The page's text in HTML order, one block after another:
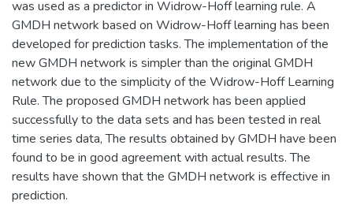
was used as a predictor in Widrow-Hoff learning rule. A
GMDH network based on Widrow-Hoff learning has been
developed for prediction tasks. The implementation of the
new GMDH network is simpler than the original GMDH
network due to the simplicity of the Widrow-Hoff Learning
Rule. The proposed GMDH network has been applied
successfully to the data sets and has been tested in real
time series data, The results obtained by GMDH have been
found to be in good agreement with actual results. The
results have shown that the GMDH network is effective in
prediction.